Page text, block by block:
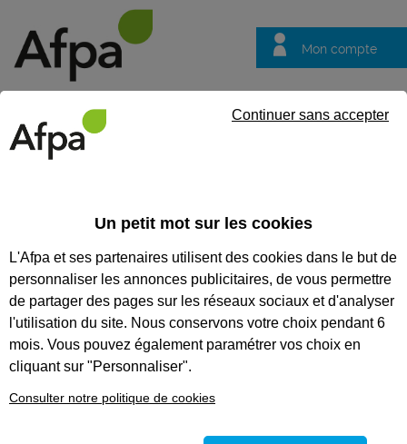
Mon compte
questions
VOS QUESTIONS
Recherches populaires :Conseiller Emploi Formation
Je suis une entreprise
Un petit mot sur les cookies
L'Afpa et ses partenaires utilisent des cookies dans le but de
personnaliser les annonces publicitaires, de vous permettre
de partager des pages sur les réseaux sociaux et d'analyser
l'utilisation du site. Nous conservons votre choix pendant 6
mois. Vous pouvez également paramétrer vos choix en
cliquant sur "Personnaliser".
Consulter notre politique de cookies
Continuer sans accepter